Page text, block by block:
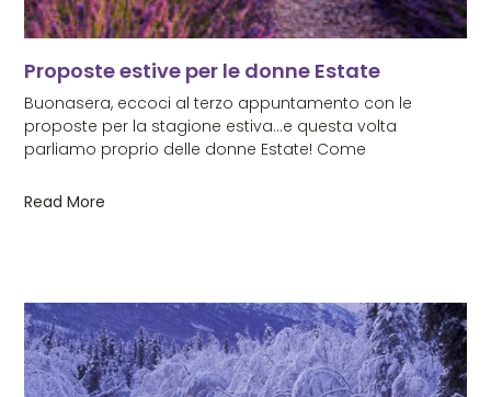
Proposte estive per le donne Estate
Buonasera, eccoci al terzo appuntamento con le
proposte per la stagione estiva…e questa volta
parliamo proprio delle donne Estate! Come
Read More